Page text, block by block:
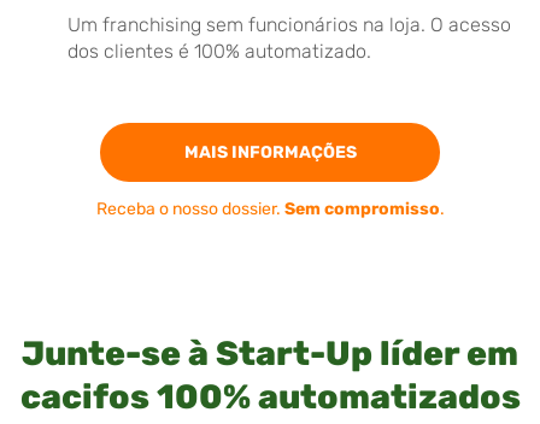
Um franchising sem funcionários na loja. O acesso
dos clientes é 100% automatizado.
MAIS INFORMAÇÕES
Receba o nosso dossier. Sem compromisso.
Junte-se à Start-Up líder em
cacifos 100% automatizados